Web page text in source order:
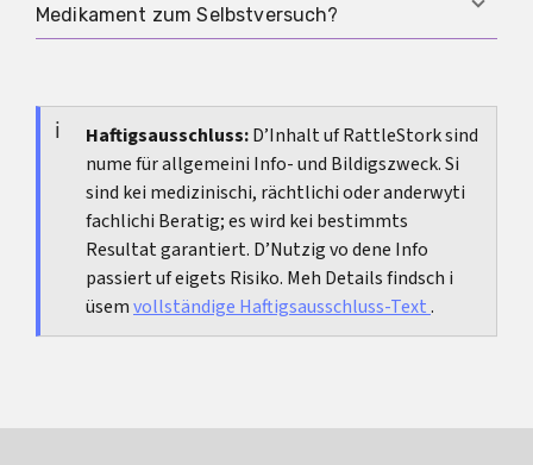
starken Blutungen, positivem
Schwangerschaftstest oder einer möglichen
melden.
Entscheidend ist, ob das Hauptproblem wirklich
Medikament zum Selbstversuch?
Kontrolle von deiner Ausgangslage abhängen.
Ohne Diagnose und Monitoring kann man die
Wirkung leicht falsch einordnen und unnötige
Risiken eingehen.
Haftigsausschluss:D’Inhalt uf RattleStork sind
nume für allgemeini Info- und Bildigszweck. Si
sind kei medizinischi, rächtlichi oder anderwyti
fachlichi Beratig; es wird kei bestimmts
Resultat garantiert. D’Nutzig vo dene Info
passiert uf eigets Risiko. Meh Details findsch i
üsemvollständige Haftigsausschluss-Text.